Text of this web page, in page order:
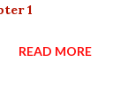
1
READ MORE